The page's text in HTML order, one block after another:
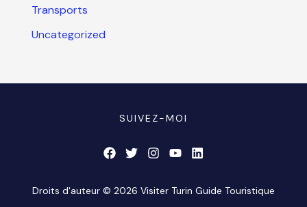
Transports
Uncategorized
SUIVEZ-MOI
Droits d'auteur © 2026 Visiter Turin Guide Touristique